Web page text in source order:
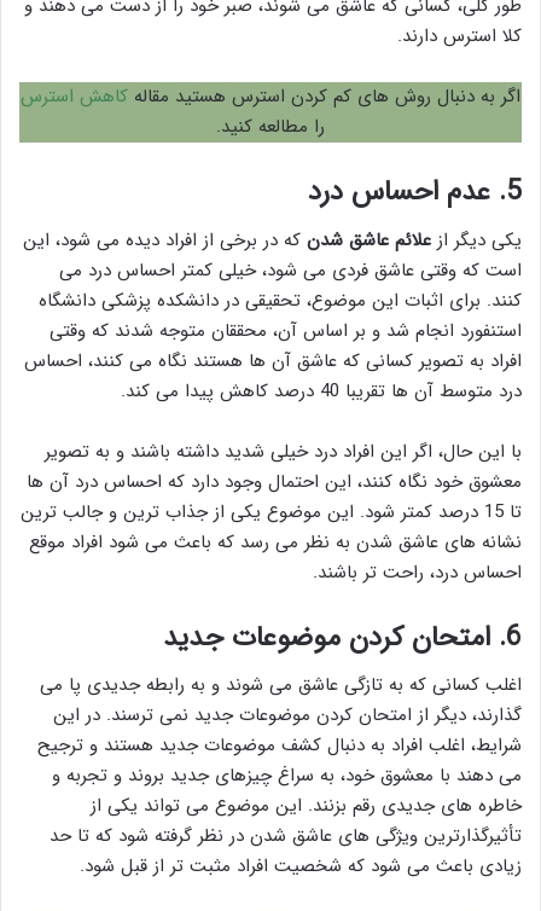
طور کلی، کسانی که عاشق می شوند، صبر خود را از دست می دهند و
کلا استرس دارند.
اگر به دنبال روش های کم کردن استرس هستید مقاله کاهش استرس
را مطالعه کنید.
5. عدم احساس درد
یکی دیگر از علائم عاشق شدن که در برخی از افراد دیده می شود، این
است که وقتی عاشق فردی می شود، خیلی کمتر احساس درد می
کنند. برای اثبات این موضوع، تحقیقی در دانشکده پزشکی دانشگاه
استنفورد انجام شد و بر اساس آن، محققان متوجه شدند که وقتی
افراد به تصویر کسانی که عاشق آن ها هستند نگاه می کنند، احساس
درد متوسط آن ها تقریبا 40 درصد کاهش پیدا می کند.
با این حال، اگر این افراد درد خیلی شدید داشته باشند و به تصویر
معشوق خود نگاه کنند، این احتمال وجود دارد که احساس درد آن ها
تا 15 درصد کمتر شود. این موضوع یکی از جذاب ترین و جالب ترین
نشانه های عاشق شدن به نظر می رسد که باعث می شود افراد موقع
احساس درد، راحت تر باشند.
6. امتحان کردن موضوعات جدید
اغلب کسانی که به تازگی عاشق می شوند و به رابطه جدیدی پا می
گذارند، دیگر از امتحان کردن موضوعات جدید نمی ترسند. در این
شرایط، اغلب افراد به دنبال کشف موضوعات جدید هستند و ترجیح
می دهند با معشوق خود، به سراغ چیزهای جدید بروند و تجربه و
خاطره های جدیدی رقم بزنند. این موضوع می تواند یکی از
تأثیرگذارترین ویژگی های عاشق شدن در نظر گرفته شود که تا حد
زیادی باعث می شود که شخصیت افراد مثبت تر از قبل شود.